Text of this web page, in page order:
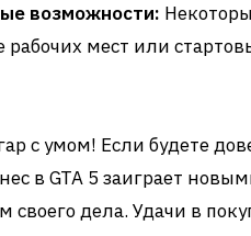
возможности:
рабочих мест или
с умом! Если будете
в GTA 5 заиграет
своего дела. Удачи в